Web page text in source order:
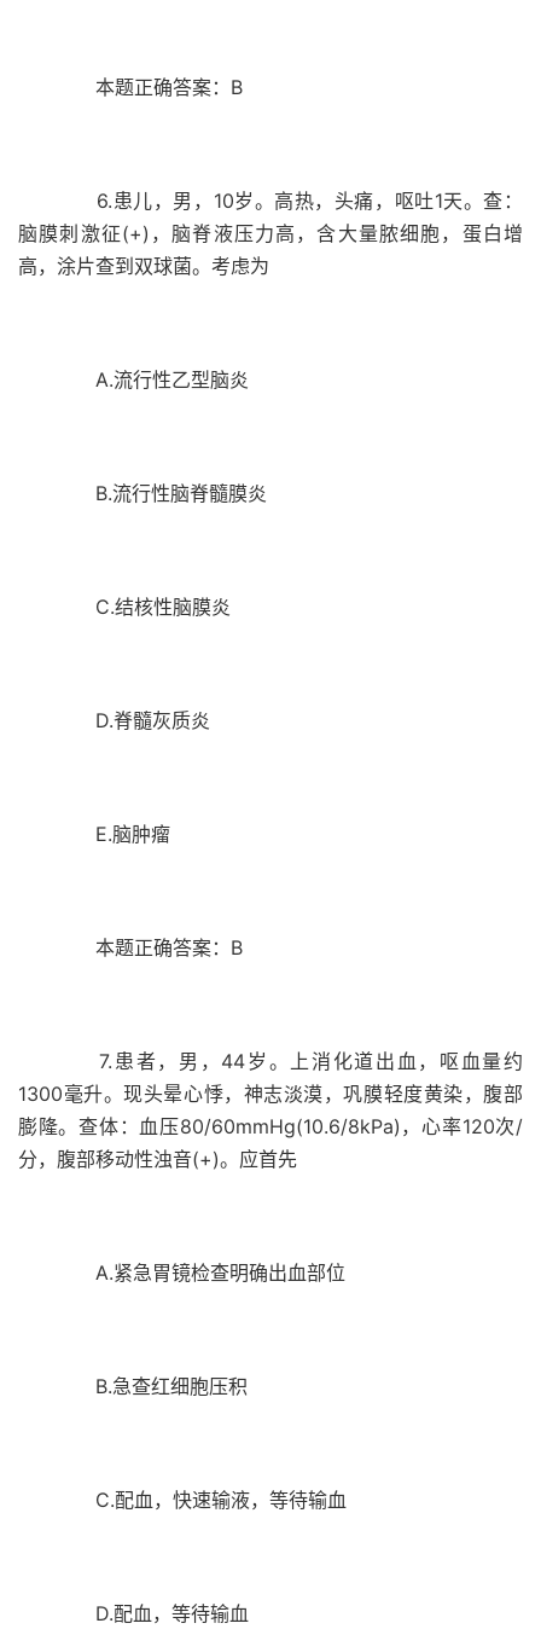
本题正确答案：B
6.患儿，男，10岁。高热，头痛，呕吐1天。查：
脑膜刺激征(+)，脑脊液压力高，含大量脓细胞，蛋白增
高，涂片查到双球菌。考虑为
A.流行性乙型脑炎
B.流行性脑脊髓膜炎
C.结核性脑膜炎
D.脊髓灰质炎
E.脑肿瘤
本题正确答案：B
7.患者，男，44岁。上消化道出血，呕血量约
1300毫升。现头晕心悸，神志淡漠，巩膜轻度黄染，腹部
膨隆。查体：血压80/60mmHg(10.6/8kPa)，心率120次/
分，腹部移动性浊音(+)。应首先
A.紧急胃镜检查明确出血部位
B.急查红细胞压积
C.配血，快速输液，等待输血
D.配血，等待输血